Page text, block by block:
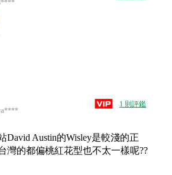
1 則評鑑
David Austin的Wisley是較淺的正
灣的都偏桃紅花型也不太一樣呢??